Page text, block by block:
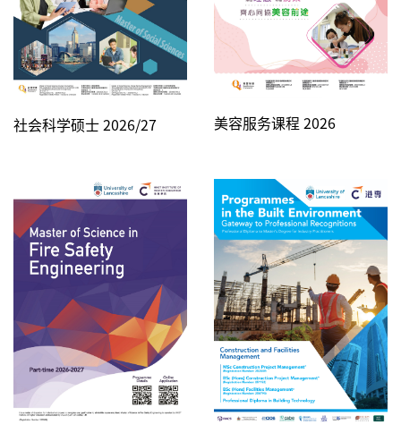
社会科学硕士 2026/27 美容服务课程 2026